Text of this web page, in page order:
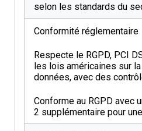
selon les standards du
Conformité réglementaire
Respecte le RGPD, PCI
les lois américaines sur
données, avec des
Conforme au RGPD avec
2 supplémentaire pour